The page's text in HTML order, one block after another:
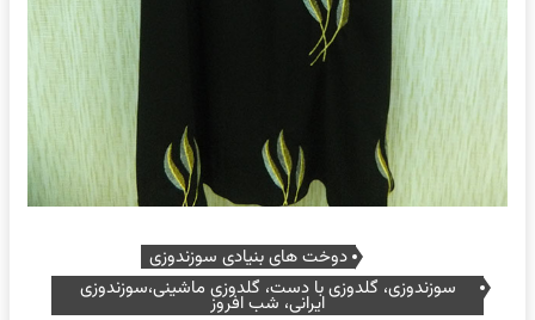
دوخت های بنیادی سوزندوزی
سوزندوزی، گلدوزی با دست، گلدوزی ماشینی،سوزندوزی
ایرانی، شب افروز